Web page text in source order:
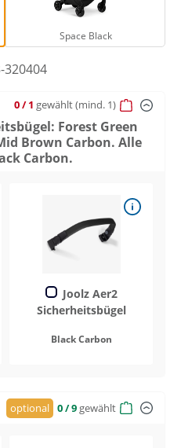
Space Black
320404
Forest Green
Brown Carbon. Alle
Carbon.
0/ 1 gewählt(mind. 1)
Joolz Aer2
Sicherheitsbügel
Black Carbon
optional 0/ 9 gewählt